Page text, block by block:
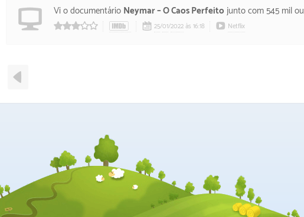
Vi o documentário Neymar – O Caos Perfeito junto com 545 mil outras pessoas na live histórica do Casimiro. Aí decidi
3/5 estrelas 25/01/2022 às 16:18 Netflix